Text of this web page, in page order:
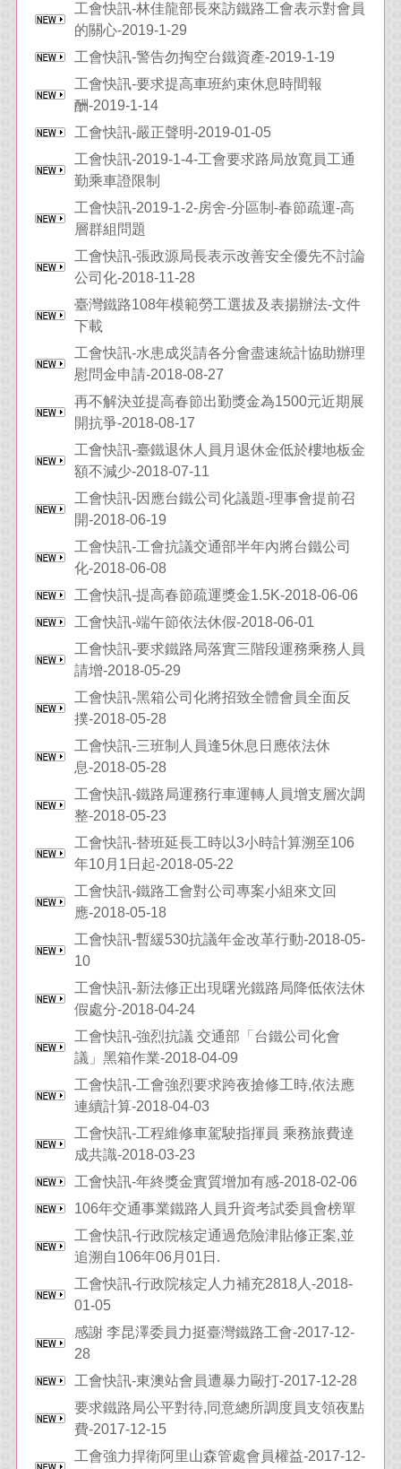
工會快訊-林佳龍部長來訪鐵路工會表示對會員
的關心-2019-1-29
工會快訊-警告勿掏空台鐵資產-2019-1-19
工會快訊-要求提高車班約束休息時間報
酬-2019-1-14
工會快訊-嚴正聲明-2019-01-05
工會快訊-2019-1-4-工會要求路局放寬員工通
勤乘車證限制
工會快訊-2019-1-2-房舍-分區制-春節疏運-高
層群組問題
工會快訊-張政源局長表示改善安全優先不討論
公司化-2018-11-28
臺灣鐵路108年模範勞工選拔及表揚辦法-文件
下載
工會快訊-水患成災請各分會盡速統計協助辦理
慰問金申請-2018-08-27
再不解決並提高春節出勤獎金為1500元近期展
開抗爭-2018-08-17
工會快訊-臺鐵退休人員月退休金低於樓地板金
額不減少-2018-07-11
工會快訊-因應台鐵公司化議題-理事會提前召
開-2018-06-19
工會快訊-工會抗議交通部半年內將台鐵公司
化-2018-06-08
工會快訊-提高春節疏運獎金1.5K-2018-06-06
工會快訊-端午節依法休假-2018-06-01
工會快訊-要求鐵路局落實三階段運務乘務人員
請增-2018-05-29
工會快訊-黑箱公司化將招致全體會員全面反
撲-2018-05-28
工會快訊-三班制人員逢5休息日應依法休
息-2018-05-28
工會快訊-鐵路局運務行車運轉人員增支層次調
整-2018-05-23
工會快訊-替班延長工時以3小時計算溯至106
年10月1日起-2018-05-22
工會快訊-鐵路工會對公司專案小組來文回
應-2018-05-18
工會快訊-暫緩530抗議年金改革行動-2018-05-
10
工會快訊-新法修正出現曙光鐵路局降低依法休
假處分-2018-04-24
工會快訊-強烈抗議 交通部「台鐵公司化會
議」黑箱作業-2018-04-09
工會快訊-工會強烈要求跨夜搶修工時,依法應
連續計算-2018-04-03
工會快訊-工程維修車駕駛指揮員 乘務旅費達
成共識-2018-03-23
工會快訊-年終獎金實質增加有感-2018-02-06
106年交通事業鐵路人員升資考試委員會榜單
工會快訊-行政院核定通過危險津貼修正案,並
追溯自106年06月01日.
工會快訊-行政院核定人力補充2818人-2018-
01-05
感謝 李昆澤委員力挺臺灣鐵路工會-2017-12-
28
工會快訊-東澳站會員遭暴力毆打-2017-12-28
要求鐵路局公平對待,同意總所調度員支領夜點
費-2017-12-15
工會強力捍衛阿里山森管處會員權益-2017-12-